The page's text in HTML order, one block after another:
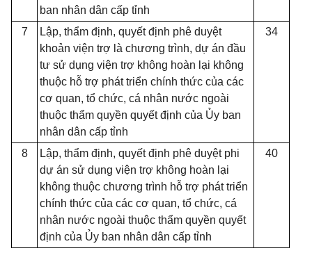
ban nhân dân cấp tỉnh
7
Lập, thẩm định, quyết định phê duyệt
khoản viện trợ là chương trình, dự án đầu
tư sử dụng viện trợ không hoàn lại không
thuộc hỗ trợ phát triển chính thức của các
cơ quan, tổ chức, cá nhân nước ngoài
thuộc thẩm quyền quyết định của Ủy ban
nhân dân cấp tỉnh
34
8
Lập, thẩm định, quyết định phê duyệt phi
dự án sử dụng viện trợ không hoàn lại
không thuộc chương trình hỗ trợ phát triển
chính thức của các cơ quan, tổ chức, cá
nhân nước ngoài thuộc thẩm quyền quyết
định của Ủy ban nhân dân cấp tỉnh
40